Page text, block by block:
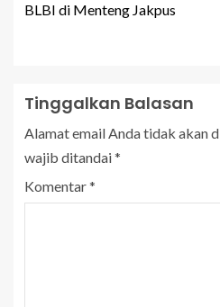
BLBI di Menteng Jakpus
Tinggalkan Balasan
Alamat email Anda tidak akan
wajib ditandai*
Komentar*